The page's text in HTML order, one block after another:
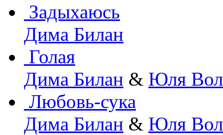
Задыхаюсь
Дима Билан
Голая
Дима Билан & Юля
Любовь-сука
Дима Билан & Юля